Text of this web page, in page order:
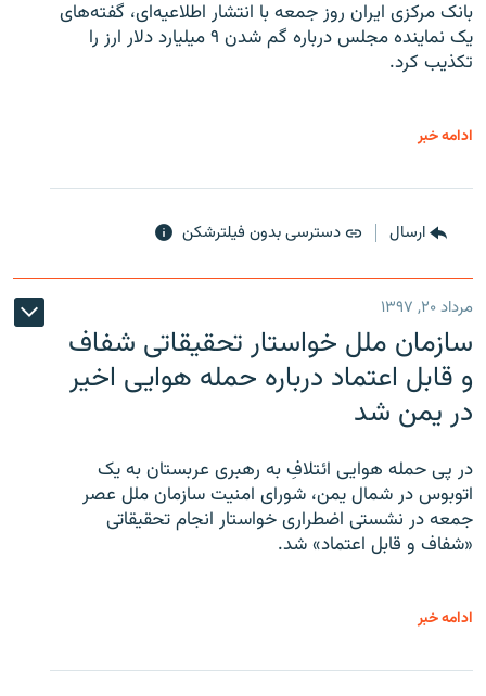
بانک مرکزی ایران روز جمعه با انتشار اطلاعیه‌ای، گفته‌های
یک نماینده مجلس درباره گم شدن ۹ میلیارد دلار ارز را
تکذیب کرد.
ادامه خبر
ارسال دسترسی بدون فیلترشکن
مرداد ۲۰, ۱۳۹۷
سازمان ملل خواستار تحقیقاتی شفاف
و قابل اعتماد درباره حمله هوایی اخیر
در یمن شد
در پی حمله هوایی ائتلافِ به رهبری عربستان به یک
اتوبوس در شمال یمن، شورای امنیت سازمان ملل عصر
جمعه در نشستی اضطراری خواستار انجام تحقیقاتی
«شفاف و قابل اعتماد» شد.
ادامه خبر